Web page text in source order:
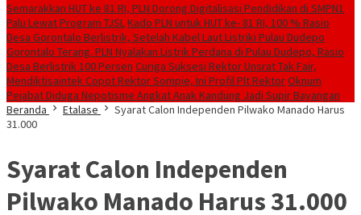
Semarakkan HUT ke 81 RI, PLN Dorong Digitalisasi Pendidikan di SMPN1
Palu Lewat Program TJSLKado PLN untuk HUT ke- 81 RI, 100 % Rasio
Desa Gorontalo Berlistrik, Setelah Kabel Laut Listriki Pulau Dudepo
Gorontalo Terang. PLN Nyalakan Listrik Perdana di Pulau Dudepo, Rasio
Desa Berlistrik 100 Persen Curiga Suksesi Rektor Unsrat Tak Fair,
Mendiktisaintek Copot Rektor Sompie, Ini Profil Plt RektorOknum
Pejabat Diduga Nepotisme Angkat Anak Kandung Jadi Supir Bayangan
Beranda
Etalase
Syarat Calon Independen Pilwako Manado Harus
31.000
Syarat Calon Independen
Pilwako Manado Harus 31.000